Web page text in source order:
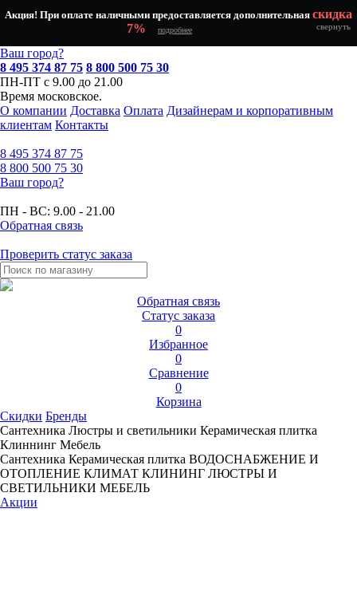
Акция! При оплате наличными предоставляется дополнительная скидка
7%
подробнее свернуть
Ваш город?
8 495 374 87 75 8 800 500 75 30
ПН-ПТ с 9.00 до 21.00
Время московское.
О компании Доставка Оплата Дизайнерам и корпоративным
клиентам Контакты
8 495 374 87 75
8 800 500 75 30
Ваш город?
ПН - ВС: 9.00 - 21.00
Обратная связь
Проверить статус заказа
Обратная связь
Статус заказа
0
Избранное
0
Сравнение
0
Корзина
Скидки Бренды
Сантехника Люстры и светильники Керамическая плитка
Клиннинг Мебель
Сантехника Керамическая плитка ВОДОСНАБЖЕНИЕ И
ОТОПЛЕНИЕ КЛИМАТ КЛИНИНГ ЛЮСТРЫ И
СВЕТИЛЬНИКИ МЕБЕЛЬ
Акции